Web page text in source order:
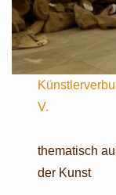
V.
thematisch
der Kunst